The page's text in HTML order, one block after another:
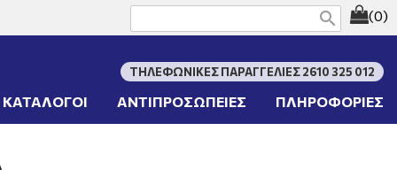
(0)
search
ΤΗΛΕΦΩΝΙΚΕΣ ΠΑΡΑΓΓΕΛΙΕΣ 2610 325 012
ΚΑΤΑΛΟΓΟΙ ΑΝΤΙΠΡΟΣΩΠΕΙΕΣ ΠΛΗΡΟΦΟΡΙΕΣ